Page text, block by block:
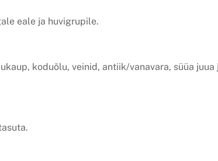
eale ja huvigrupile.
koduõlu, veinid, antiik/vanavara, süüa juua